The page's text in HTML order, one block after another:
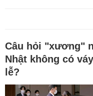
Câu hỏi "xương"
Nhật không có
lễ?